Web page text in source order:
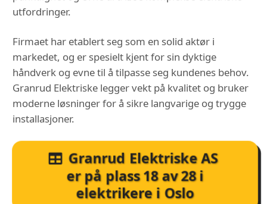
utfordringer.
Firmaet har etablert seg som en solid aktør i
markedet, og er spesielt kjent for sin dyktige
håndverk og evne til å tilpasse seg kundenes behov.
Granrud Elektriske legger vekt på kvalitet og bruker
moderne løsninger for å sikre langvarige og trygge
installasjoner.
Granrud Elektriske AS
er på plass18av28i
elektrikere i Oslo